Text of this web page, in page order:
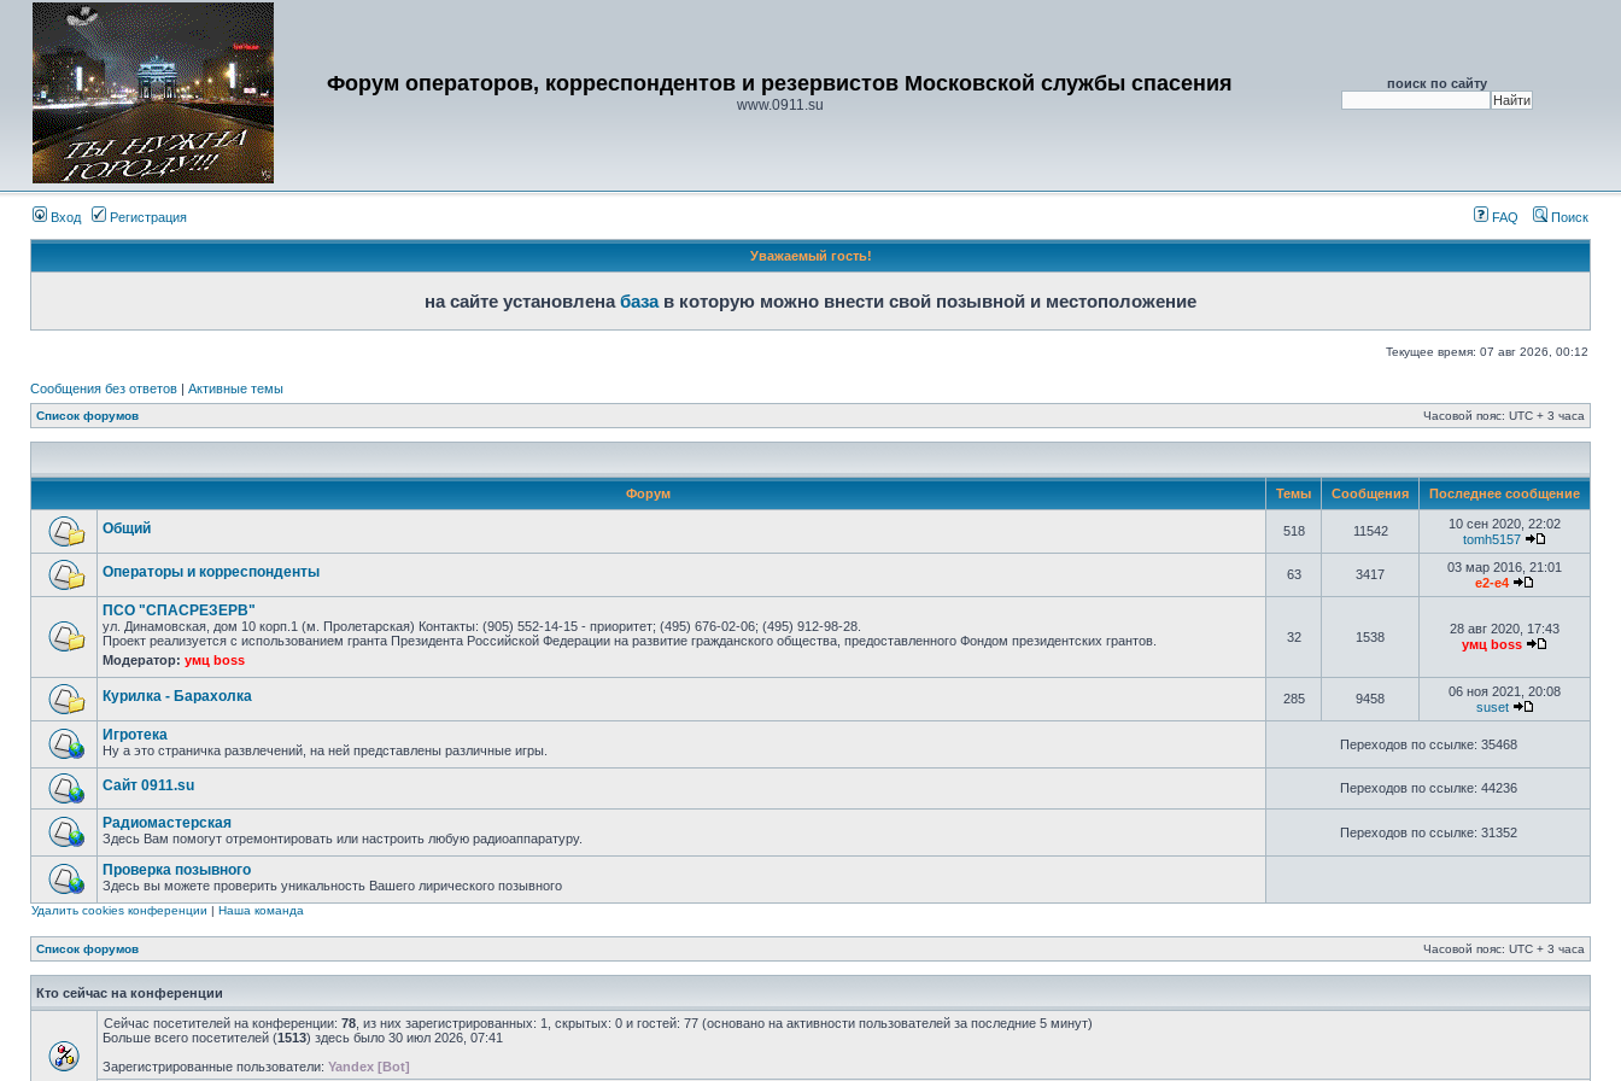
Форум операторов, корреспондентов и резервистов Московской службы спасения
www.0911.su
поиск по сайту
Вход Регистрация FAQ Поиск
Уважаемый гость!
на сайте установленабазав которую можно внести свой позывной и местоположение
Текущее время: 07 авг 2026, 00:12
Сообщения без ответов | Активные темы
Список форумов Часовой пояс: UTC + 3 часа
Форум Темы Сообщения Последнее сообщение
Общий 518 11542
10 сен 2020, 22:02
tomh5157
Операторы и корреспонденты 63 3417
03 мар 2016, 21:01
e2-e4
ПСО "СПАСРЕЗЕРВ"
ул. Динамовская, дом 10 корп.1 (м. Пролетарская) Контакты: (905) 552-14-15 - приоритет; (495) 676-02-06; (495) 912-98-28.
Проект реализуется с использованием гранта Президента Российской Федерации на развитие гражданского общества, предоставленного Фондом президентских грантов.
Модератор: умц boss
32 1538
28 авг 2020, 17:43
умц boss
Курилка - Барахолка 285 9458
06 ноя 2021, 20:08
suset
Игротека
Ну а это страничка развлечений, на ней представлены различные игры. Переходов по ссылке: 35468
Сайт 0911.su Переходов по ссылке: 44236
Радиомастерская
Здесь Вам помогут отремонтировать или настроить любую радиоаппаратуру. Переходов по ссылке: 31352
Проверка позывного
Здесь вы можете проверить уникальность Вашего лирического позывного
Удалить cookies конференции | Наша команда
Список форумов Часовой пояс: UTC + 3 часа
Кто сейчас на конференции
Сейчас посетителей на конференции: 78 , из них зарегистрированных: 1, скрытых: 0 и гостей: 77 (основано на активности пользователей за последние 5 минут)
Больше всего посетителей (1513) здесь было 30 июл 2026, 07:41
Зарегистрированные пользователи: Yandex [Bot]